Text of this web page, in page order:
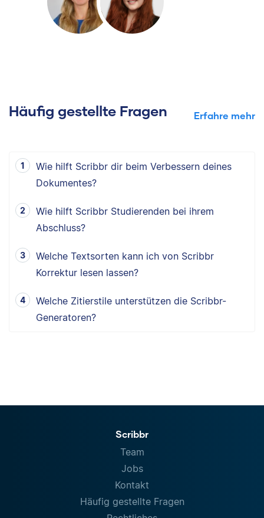
Häufig gestellte Fragen Erfahre mehr
Wie hilft Scribbr dir beim Verbessern deines
Dokumentes?
Wie hilft Scribbr Studierenden bei ihrem
Abschluss?
Welche Textsorten kann ich von Scribbr
Korrektur lesen lassen?
Welche Zitierstile unterstützen die Scribbr-
Generatoren?
Scribbr
Team
Jobs
Kontakt
Häufig gestellte Fragen